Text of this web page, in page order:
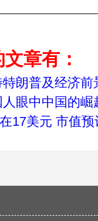
章有：
朗普及经济前
眼中中国的崛
17美元 市值